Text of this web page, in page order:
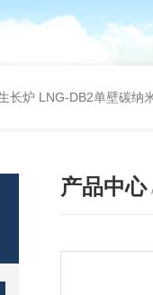
长炉 LNG-DB2单壁碳纳
产品中心